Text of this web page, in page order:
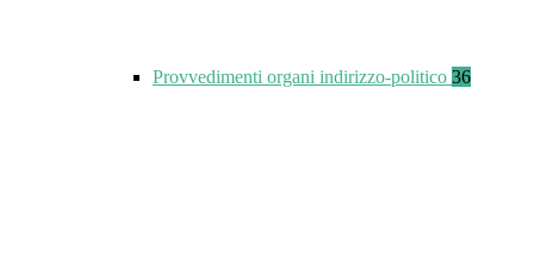
Provvedimenti organi indirizzo-politico 36